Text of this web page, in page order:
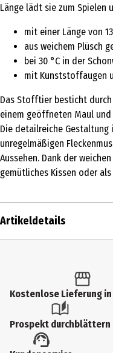
Länge lädt sie zum Spielen
mit einer Länge von
aus weichem Plüsch
bei 30 °C in der
mit Kunststoffaugen
Das Stofftier besticht
einem geöffneten Maul
Die detailreiche Gestaltung
unregelmäßigen
Aussehen. Dank der
gemütliches Kissen oder
Artikeldetails
Produkttyp
Kuschelartikel
Altersempfehlung ab
Kostenlose Lieferung
Prospekt durchblättern